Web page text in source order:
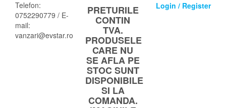
content
Telefon:
0752290779 / E-
mail:
vanzari@evstar.ro
PRETURILE
CONTIN
TVA.
PRODUSELE
CARE NU
SE AFLA PE
STOC SUNT
DISPONIBILE
SI LA
COMANDA.
Login / Register